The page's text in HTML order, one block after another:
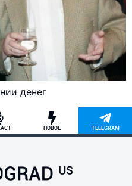
денег
НОВОЕ TELEGRAM